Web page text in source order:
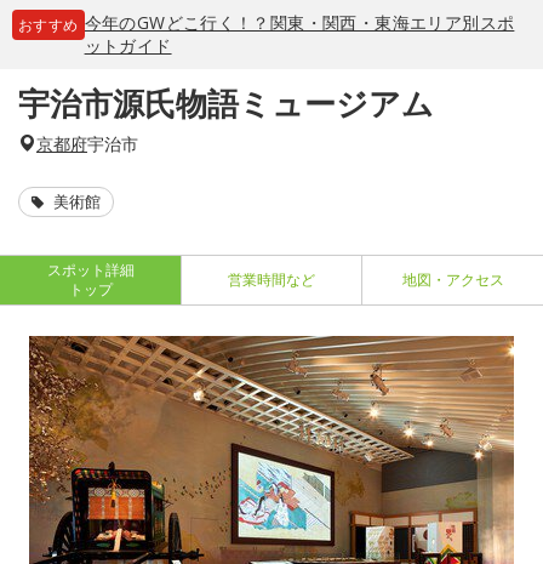
おすすめ 今年のGWどこ行く！？関東・関西・東海エリア別スポ
ットガイド
宇治市源氏物語ミュージアム
京都府宇治市
美術館
スポット詳細
トップ
営業時間など 地図・アクセス